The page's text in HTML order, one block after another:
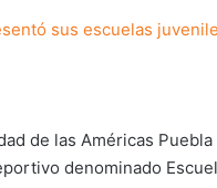
sus escuelas
de las Américas
denominado